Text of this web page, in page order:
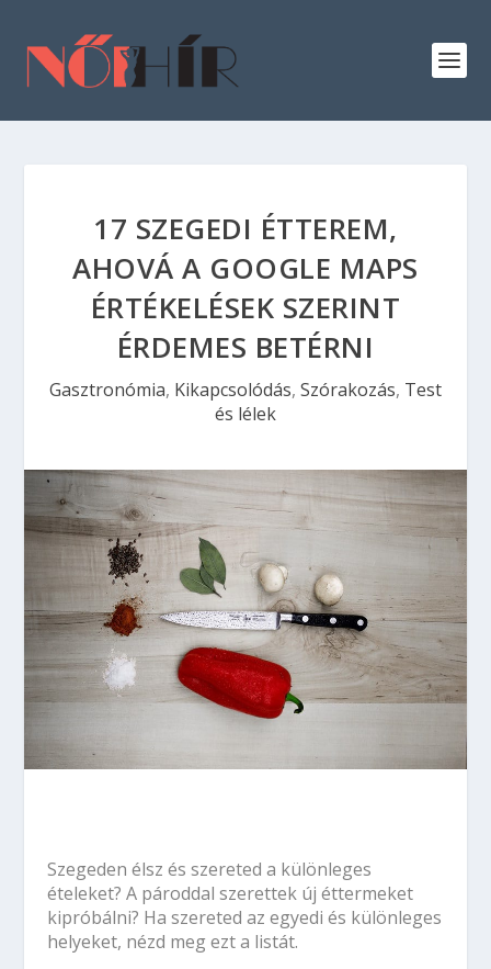
17 SZEGEDI ÉTTEREM,
AHOVÁ A GOOGLE MAPS
ÉRTÉKELÉSEK SZERINT
ÉRDEMES BETÉRNI
Gasztronómia, Kikapcsolódás, Szórakozás, Test
és lélek
Szegeden élsz és szereted a különleges
ételeket? A pároddal szerettek új éttermeket
kipróbálni? Ha szereted az egyedi és különleges
helyeket, nézd meg ezt a listát.